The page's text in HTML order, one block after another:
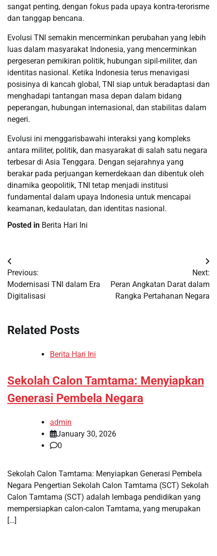
sangat penting, dengan fokus pada upaya kontra-terorisme
dan tanggap bencana.
Evolusi TNI semakin mencerminkan perubahan yang lebih
luas dalam masyarakat Indonesia, yang mencerminkan
pergeseran pemikiran politik, hubungan sipil-militer, dan
identitas nasional. Ketika Indonesia terus menavigasi
posisinya di kancah global, TNI siap untuk beradaptasi dan
menghadapi tantangan masa depan dalam bidang
peperangan, hubungan internasional, dan stabilitas dalam
negeri.
Evolusi ini menggarisbawahi interaksi yang kompleks
antara militer, politik, dan masyarakat di salah satu negara
terbesar di Asia Tenggara. Dengan sejarahnya yang
berakar pada perjuangan kemerdekaan dan dibentuk oleh
dinamika geopolitik, TNI tetap menjadi institusi
fundamental dalam upaya Indonesia untuk mencapai
keamanan, kedaulatan, dan identitas nasional.
Posted in Berita Hari Ini
Post
navigation
Previous:
Modernisasi TNI dalam Era
Digitalisasi
Next:
Peran Angkatan Darat dalam
Rangka Pertahanan Negara
Related Posts
Berita Hari Ini
Sekolah Calon Tamtama: Menyiapkan
Generasi Pembela Negara
admin
January 30, 2026
0
Sekolah Calon Tamtama: Menyiapkan Generasi Pembela
Negara Pengertian Sekolah Calon Tamtama (SCT) Sekolah
Calon Tamtama (SCT) adalah lembaga pendidikan yang
mempersiapkan calon-calon Tamtama, yang merupakan
[…]